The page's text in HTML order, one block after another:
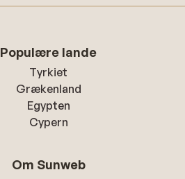
Populære lande
Tyrkiet
Grækenland
Egypten
Cypern
Om Sunweb